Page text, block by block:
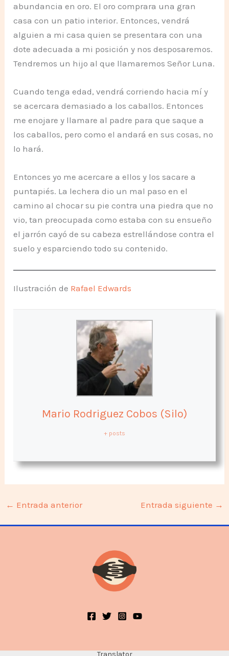
abundancia en oro. El oro comprara una gran
casa con un patio interior. Entonces, vendrá
alguien a mi casa quien se presentara con una
dote adecuada a mi posición y nos desposaremos.
Tendremos un hijo al que llamaremos Señor Luna.
Cuando tenga edad, vendrá corriendo hacia mí y
se acercara demasiado a los caballos. Entonces
me enojare y llamare al padre para que saque a
los caballos, pero como el andará en sus cosas, no
lo hará.
Entonces yo me acercare a ellos y los sacare a
puntapiés. La lechera dio un mal paso en el
camino al chocar su pie contra una piedra que no
vio, tan preocupada como estaba con su ensueño
el jarrón cayó de su cabeza estrellándose contra el
suelo y esparciendo todo su contenido.
Ilustración de Rafael Edwards
Mario Rodriguez Cobos (Silo)
+ posts
← Entrada anterior Entrada siguiente →